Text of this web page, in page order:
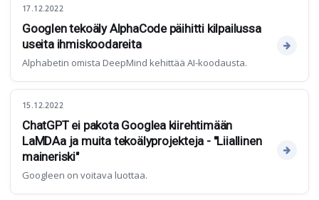
17.12.2022
Googlen tekoäly AlphaCode päihitti kilpailussa
useita ihmiskoodareita
Alphabetin omista DeepMind kehittää AI-koodausta.
15.12.2022
ChatGPT ei pakota Googlea kiirehtimään
LaMDAa ja muita tekoälyprojekteja - "Liiallinen
maineriski"
Googleen on voitava luottaa.